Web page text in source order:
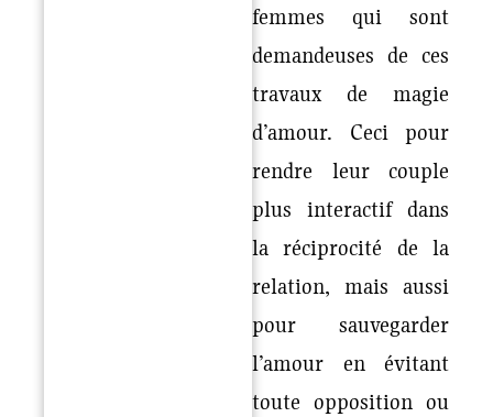
femmes qui sont
demandeuses de ces
travaux de magie
d’amour. Ceci pour
rendre leur couple
plus interactif dans
la réciprocité de la
relation, mais aussi
pour sauvegarder
l’amour en évitant
toute opposition ou